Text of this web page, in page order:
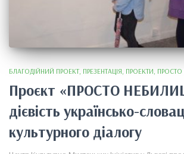
БЛАГОДІЙНИЙ ПРОЕКТ ПРЕЗЕНТАЦІЯ ПРОЕКТИ ПРОСТО
Проєкт «ПРОСТО
дієвість українсько-
культурного діалогу